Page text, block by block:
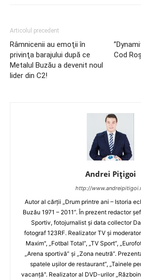
Articolul precedent
Râmnicenii au emoţii în
privinţa barajului după ce
Metalul Buzău a devenit noul
lider din C2!
Cod
Andrei Pițigoi
http://
Autor al cărţii „Drum printre ani – Istoria
Buzău 1971 – 2011”. În prezent redactor
Sportiv, fotojurnalist şi data collector
fotograf 123RF. Realizator TV şi
Maxim", „Fotbal Total”, „TV Sport”,
„Arena sportivă” şi „Zona neutră”.
spatele uşilor de restaurant”, „Tainele
vacanţă". Realizator al DVD-urilor